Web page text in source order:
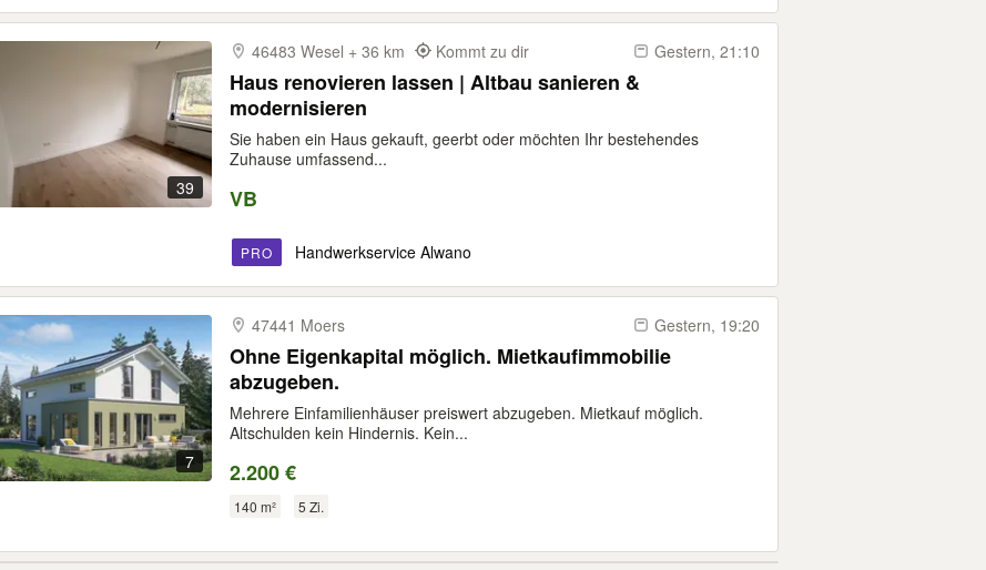
39
46483 Wesel + 36 km Kommt zu dir Gestern, 21:10
Haus renovieren lassen | Altbau sanieren &
modernisieren
Sie haben ein Haus gekauft, geerbt oder möchten Ihr bestehendes
Zuhause umfassend...
VB
PRO Handwerkservice Alwano
7
47441 Moers Gestern, 19:20
Ohne Eigenkapital möglich. Mietkaufimmobilie
abzugeben.
Mehrere Einfamilienhäuser preiswert abzugeben. Mietkauf möglich.
Altschulden kein Hindernis. Kein...
2.200 €
140 m² 5 Zi.